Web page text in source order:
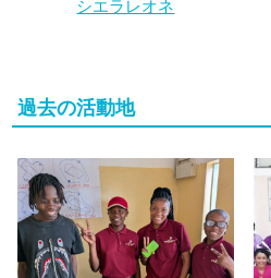
シエラレオネ
過去の活動地